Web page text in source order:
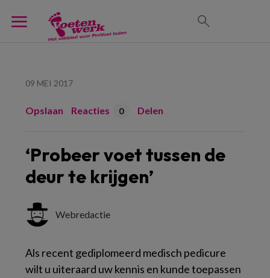
09 MEI 2017
Opslaan Reacties 0 Delen
‘Probeer voet tussen de
deur te krijgen’
Webredactie
Als recent gediplomeerd medisch pedicure
wilt u uiteraard uw kennis en kunde toepassen